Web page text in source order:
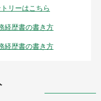
リーはこちら
経歴書の書き方
経歴書の書き方